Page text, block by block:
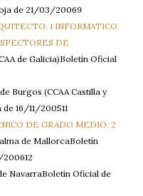
de 21/03/20069
1 INFORMATICO.
DE
de Galicia)Boletín Oficial
Burgos (CCAA Castilla y
16/11/200511
DE GRADO MEDIO. 2
de MallorcaBoletín
NavarraBoletín Oficial de